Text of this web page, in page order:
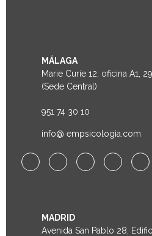
MÁLAGA
Marie Curie 12, oficina A1,
(Sede Central)
951 74 30 10
info@ empsicologia.com
MADRID
Avenida San Pablo 28,